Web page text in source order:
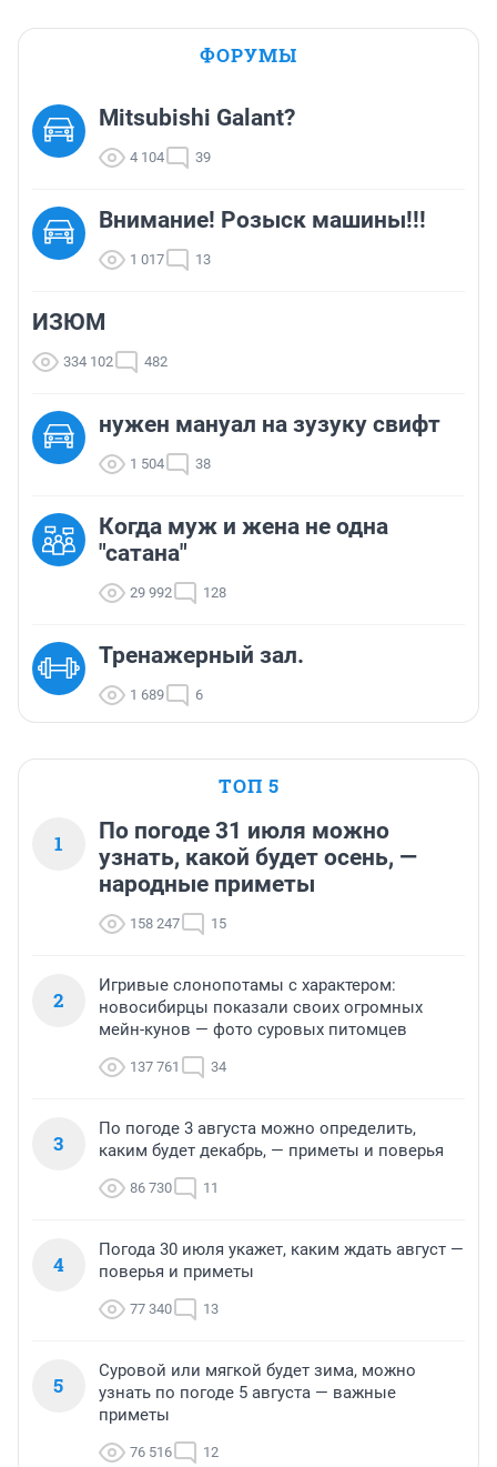
ФОРУМЫ
Mitsubishi Galant?
4 104 39
Внимание! Розыск машины!!!
1 017 13
ИЗЮМ
334 102 482
нужен мануал на зузуку свифт
1 504 38
Когда муж и жена не одна
"сатана"
29 992 128
Тренажерный зал.
1 689 6
ТОП 5
1
По погоде 31 июля можно
узнать, какой будет осень, —
народные приметы
158 247 15
2
Игривые слонопотамы с характером:
новосибирцы показали своих огромных
мейн-кунов — фото суровых питомцев
137 761 34
3
По погоде 3 августа можно определить,
каким будет декабрь, — приметы и поверья
86 730 11
4
Погода 30 июля укажет, каким ждать август —
поверья и приметы
77 340 13
5
Суровой или мягкой будет зима, можно
узнать по погоде 5 августа — важные
приметы
76 516 12